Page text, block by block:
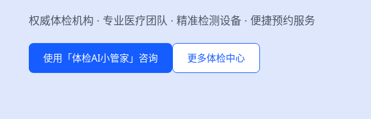
权威体检机构 · 专业医疗团队 · 精准检测设备 · 便捷预约服务
使用「体检AI小管家」咨询 更多体检中心